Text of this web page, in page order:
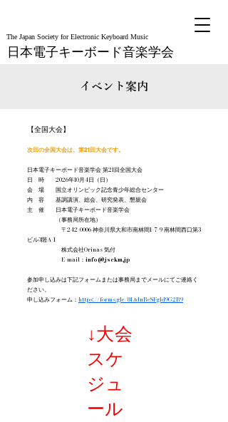
日本電子キーボード音楽学会
The Japan Society for Electronic Keyboard Music
イベント案内
【全国大会】
次回の全国大会は、第21回大会です。
日本電子キーボード音楽学会 第21回全国大会
日 時 2026年10月4日（日）
会 場 国立オリンピック記念青少年総合センター
内 容 基調講演、総会、研究発表、懇親会
主 催 日本電子キーボード音楽学会
（事務局所在地）
〒242-0006 神奈川県大和市南林間1-7-9 南林間西口第3
ビル3階A-1
株式会社Orinas 気付
E-mail： info@jsekm.jp
参加申し込みは下記フォームまたは事務局までメールにてご連絡く
ださい。
申し込みフォーム： https://forms.gle/8LtdnReSFg1d9G2R9
↓大会
スケ
ジュ
ール